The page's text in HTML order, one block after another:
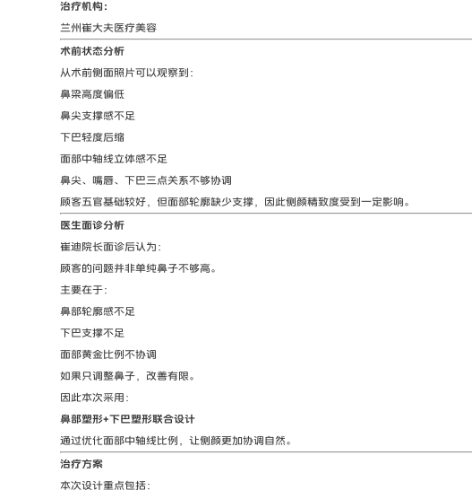
治疗机构：
兰州崔大夫医疗美容
术前状态分析
从术前侧面照片可以观察到：
鼻梁高度偏低
鼻尖支撑感不足
下巴轻度后缩
面部中轴线立体感不足
鼻尖、嘴唇、下巴三点关系不够协调
顾客五官基础较好，但面部轮廓缺少支撑，因此侧颜精致度受到一定影响。
医生面诊分析
崔迪院长面诊后认为：
顾客的问题并非单纯鼻子不够高。
主要在于：
鼻部轮廓感不足
下巴支撑不足
面部黄金比例不协调
如果只调整鼻子，改善有限。
因此本次采用：
鼻部塑形+下巴塑形联合设计
通过优化面部中轴线比例，让侧颜更加协调自然。
治疗方案
本次设计重点包括：